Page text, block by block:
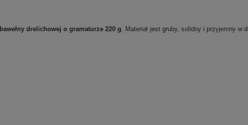
bawełny drelichowej o gramaturze 220 g . Materiał jest gruby, solidny i przyjemny